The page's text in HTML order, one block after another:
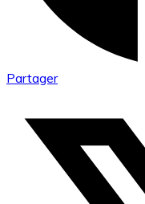
Partager